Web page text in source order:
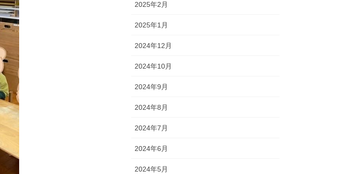
2025年2月
2025年1月
2024年12月
2024年10月
2024年9月
2024年8月
2024年7月
2024年6月
2024年5月